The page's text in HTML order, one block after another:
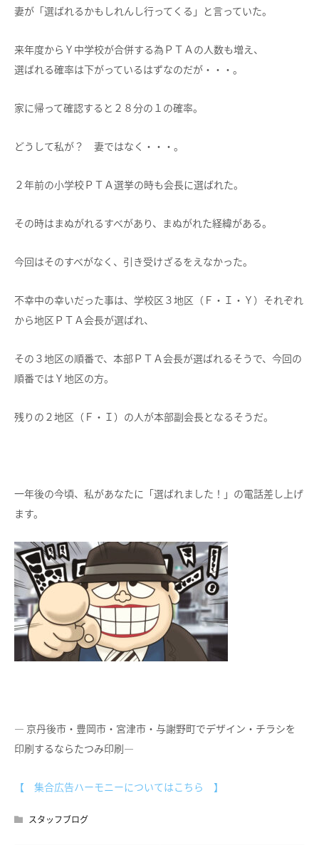
妻が「選ばれるかもしれんし行ってくる」と言っていた。
来年度からＹ中学校が合併する為ＰＴＡの人数も増え、
選ばれる確率は下がっているはずなのだが・・・。
家に帰って確認すると２８分の１の確率。
どうして私が？ 妻ではなく・・・。
２年前の小学校ＰＴＡ選挙の時も会長に選ばれた。
その時はまぬがれるすべがあり、まぬがれた経緯がある。
今回はそのすべがなく、引き受けざるをえなかった。
不幸中の幸いだった事は、学校区３地区（Ｆ・Ｉ・Ｙ）それぞれ
から地区ＰＴＡ会長が選ばれ、
その３地区の順番で、本部ＰＴＡ会長が選ばれるそうで、今回の
順番ではＹ地区の方。
残りの２地区（Ｆ・Ｉ）の人が本部副会長となるそうだ。
一年後の今頃、私があなたに「選ばれました！」の電話差し上げ
ます。
― 京丹後市・豊岡市・宮津市・与謝野町でデザイン・チラシを
印刷するならたつみ印刷―
【 集合広告ハーモニーについてはこちら 】
スタッフブログ